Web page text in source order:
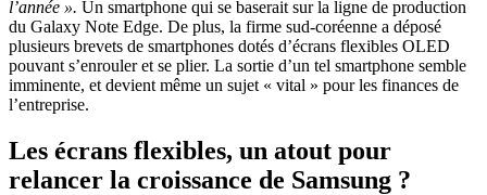
l’année ». Un smartphone qui se baserait sur la ligne de production
du Galaxy Note Edge. De plus, la firme sud-coréenne a déposé
plusieurs brevets de smartphones dotés d’écrans flexibles OLED
pouvant s’enrouler et se plier. La sortie d’un tel smartphone semble
imminente, et devient même un sujet « vital » pour les finances de
l’entreprise.
Les écrans flexibles, un atout pour
relancer la croissance de Samsung ?